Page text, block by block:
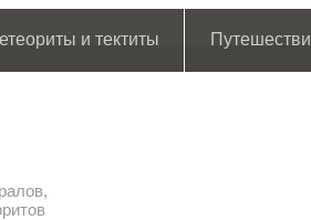
и тектиты